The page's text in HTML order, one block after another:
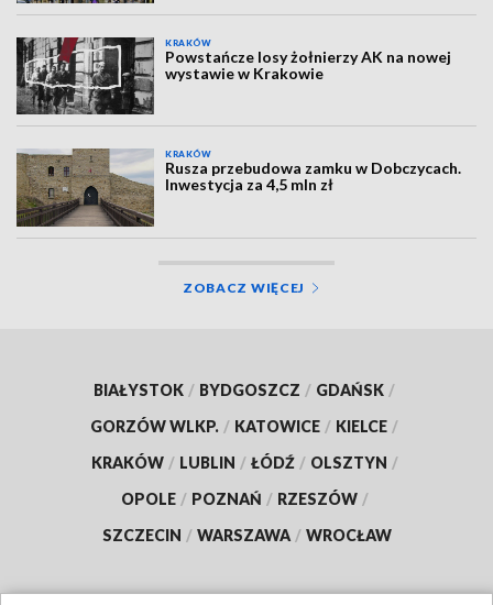
KRAKÓW
Powstańcze losy żołnierzy AK na nowej
wystawie w Krakowie
KRAKÓW
Rusza przebudowa zamku w Dobczycach.
Inwestycja za 4,5 mln zł
ZOBACZ WIĘCEJ
BIAŁYSTOK / BYDGOSZCZ / GDAŃSK /
GORZÓW WLKP. / KATOWICE / KIELCE /
KRAKÓW / LUBLIN / ŁÓDŹ / OLSZTYN /
OPOLE / POZNAŃ / RZESZÓW /
SZCZECIN / WARSZAWA / WROCŁAW